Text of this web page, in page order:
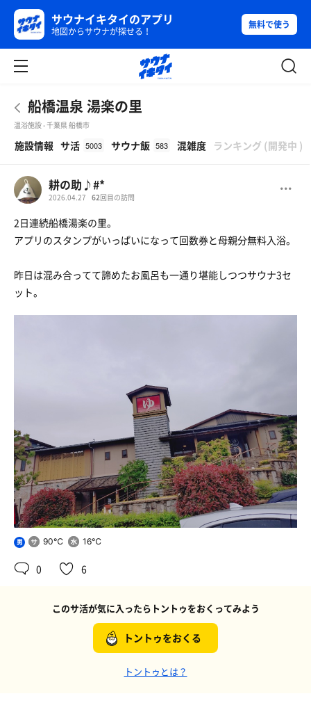
サウナイキタイのアプリ
地図からサウナが探せる！
無料で使う
船橋温泉 湯楽の里
温浴施設 - 千葉県 船橋市
施設情報 サ活 5003 サウナ飯 583 混雑度 ランキング (開発中 )
耕の助♪#*
2026.04.27 62回目の訪問
2日連続船橋湯楽の里。
アプリのスタンプがいっぱいになって回数券と母親分無料入浴。
昨日は混み合ってて諦めたお風呂も一通り堪能しつつサウナ3セ
ット。
男 90℃ 16℃
0 6
このサ活が気に入ったらトントゥをおくってみよう
トントゥをおくる
トントゥとは？